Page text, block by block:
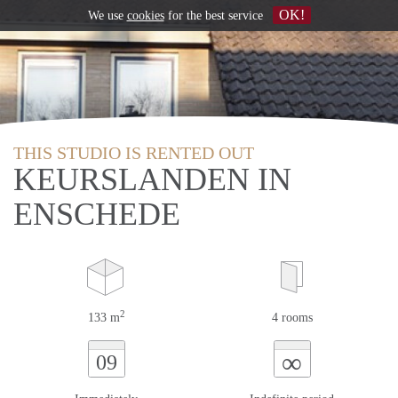
THIS STUDIO IS RENTED OUT
KEURSLANDEN IN
ENSCHEDE
133 m2 4 rooms
09 ∞
We use cookiesfor the best service OK!